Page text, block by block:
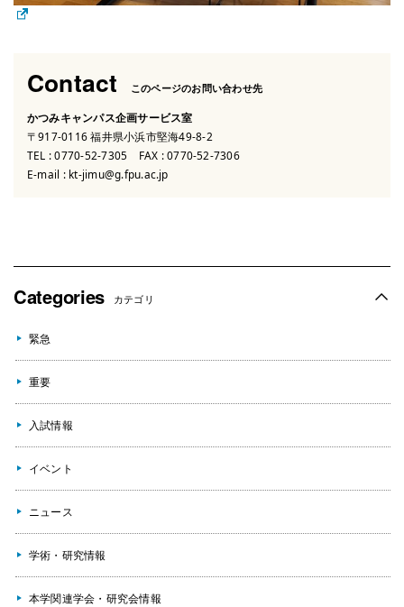
Contact このページのお問い合わせ先
かつみキャンパス企画サービス室
〒917-0116 福井県小浜市堅海49-8-2
TEL :0770-52-7305 FAX : 0770-52-7306
E-mail : kt-jimu@g.fpu.ac.jp
Categories カテゴリ
緊急
重要
入試情報
イベント
ニュース
学術・研究情報
本学関連学会・研究会情報